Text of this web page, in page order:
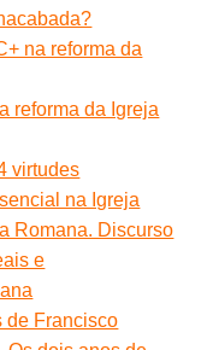
na reforma da
reforma da Igreja
virtudes
na Igreja
Romana. Discurso
e
de Francisco